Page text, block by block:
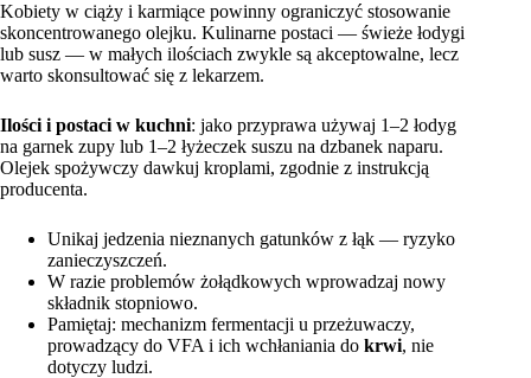
Kobiety w ciąży i karmiące powinny ograniczyć stosowanie
skoncentrowanego olejku. Kulinarne postaci — świeże łodygi
lub susz — w małych ilościach zwykle są akceptowalne, lecz
warto skonsultować się z lekarzem.
Ilości i postaci w kuchni: jako przyprawa używaj 1–2 łodyg
na garnek zupy lub 1–2 łyżeczek suszu na dzbanek naparu.
Olejek spożywczy dawkuj kroplami, zgodnie z instrukcją
producenta.
Unikaj jedzenia nieznanych gatunków z łąk — ryzyko
zanieczyszczeń.
W razie problemów żołądkowych wprowadzaj nowy
składnik stopniowo.
Pamiętaj: mechanizm fermentacji u przeżuwaczy,
prowadzący do VFA i ich wchłaniania do krwi, nie
dotyczy ludzi.